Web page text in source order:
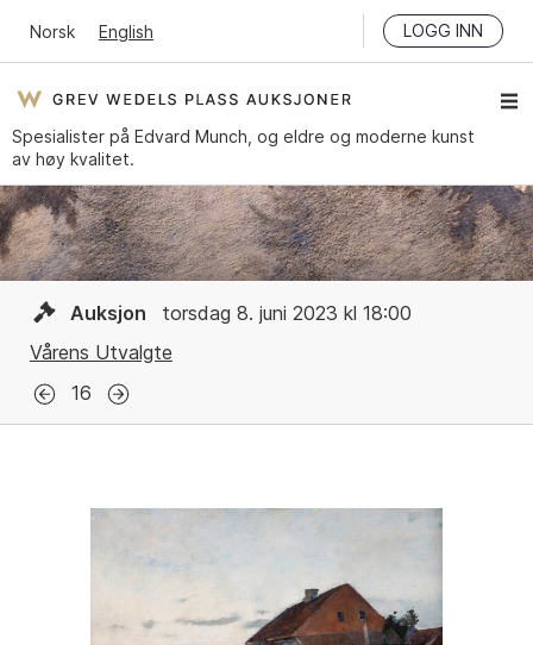
Norsk English LOGG INN
Spesialister på Edvard Munch, og eldre og moderne kunst
av høy kvalitet.
Auksjon
torsdag 8. juni 2023 kl 18:00
Vårens Utvalgte
16